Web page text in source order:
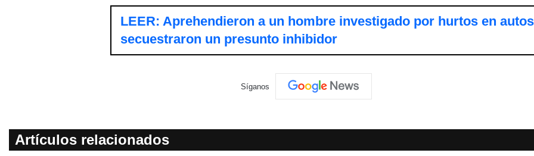
LEER: Aprehendieron a un hombre investigado por hurtos en
secuestraron un presunto inhibidor
Síganos
Artículos relacionados